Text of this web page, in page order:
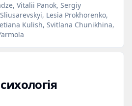
Vitalii Panok, Sergiy
Lesia Prokhorenko,
Kulish, Svitlana Chunikhina,